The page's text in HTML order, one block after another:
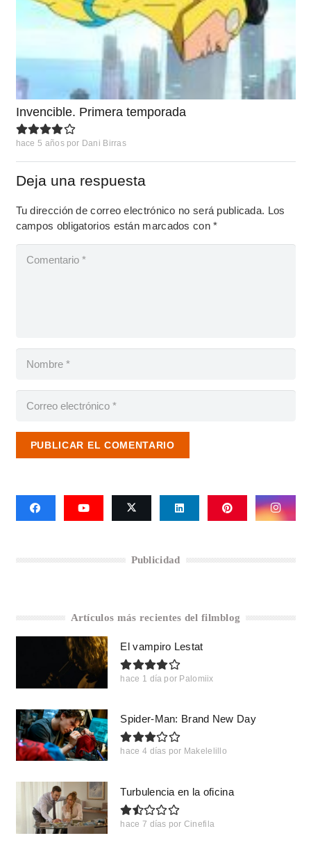
Invencible. Primera temporada
hace 5 años por Dani Birras
Deja una respuesta
Tu dirección de correo electrónico no será publicada. Los
campos obligatorios están marcados con*
PUBLICAR EL COMENTARIO
Publicidad
Artículos más recientes del filmblog
El vampiro Lestat
hace 1 día por Palomiix
Spider-Man: Brand New Day
hace 4 días por Makelelillo
Turbulencia en la oficina
hace 7 días por Cinefila